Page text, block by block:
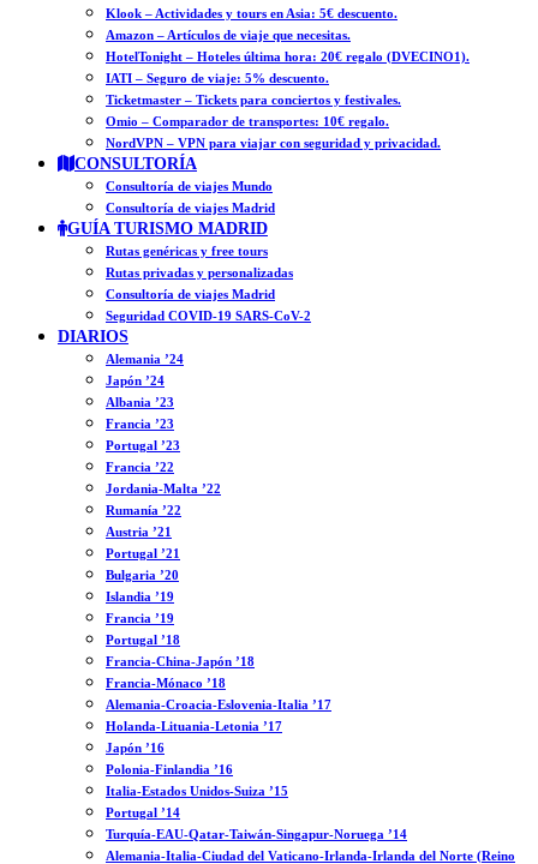
Klook – Actividades y tours en Asia: 5€ descuento.
Amazon – Artículos de viaje que necesitas.
HotelTonight – Hoteles última hora: 20€ regalo (DVECINO1).
IATI – Seguro de viaje: 5% descuento.
Ticketmaster – Tickets para conciertos y festivales.
Omio – Comparador de transportes: 10€ regalo.
NordVPN – VPN para viajar con seguridad y privacidad.
CONSULTORÍA
Consultoría de viajes Mundo
Consultoría de viajes Madrid
GUÍA TURISMO MADRID
Rutas genéricas y free tours
Rutas privadas y personalizadas
Consultoría de viajes Madrid
Seguridad COVID-19 SARS-CoV-2
DIARIOS
Alemania ’24
Japón ’24
Albania ’23
Francia ’23
Portugal ’23
Francia ’22
Jordania-Malta ’22
Rumanía ’22
Austria ’21
Portugal ’21
Bulgaria ’20
Islandia ’19
Francia ’19
Portugal ’18
Francia-China-Japón ’18
Francia-Mónaco ’18
Alemania-Croacia-Eslovenia-Italia ’17
Holanda-Lituania-Letonia ’17
Japón ’16
Polonia-Finlandia ’16
Italia-Estados Unidos-Suiza ’15
Portugal ’14
Turquía-EAU-Qatar-Taiwán-Singapur-Noruega ’14
Alemania-Italia-Ciudad del Vaticano-Irlanda-Irlanda del Norte (Reino